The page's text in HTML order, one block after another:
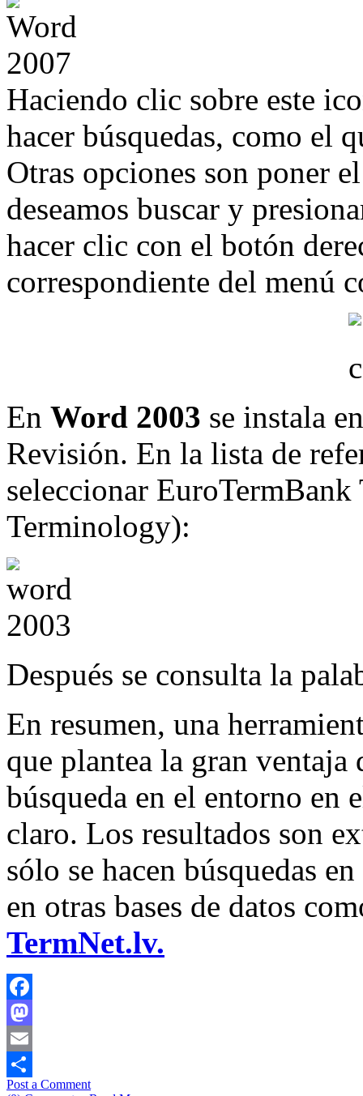
Haciendo clic sobre este
hacer búsquedas, como el
Otras opciones son poner
deseamos buscar y
hacer clic con el botón
correspondiente del menú
En Word 2003 se instala
Revisión. En la lista de
seleccionar
Terminology):
Después se consulta la
En resumen, una
que plantea la gran
búsqueda en el entorno en
claro. Los resultados son
sólo se hacen búsquedas
en otras bases de datos
TermNet.lv.
Facebook
Mastodon
Email
Share
Post a Comment